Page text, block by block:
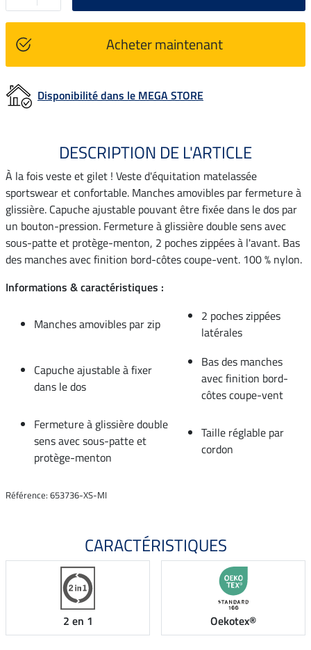
Acheter maintenant
Disponibilité dans le MEGA STORE
DESCRIPTION DE L'ARTICLE
À la fois veste et gilet ! Veste d'équitation matelassée
sportswear et confortable. Manches amovibles par fermeture à
glissière. Capuche ajustable pouvant être fixée dans le dos par
un bouton-pression. Fermeture à glissière double sens avec
sous-patte et protège-menton, 2 poches zippées à l'avant. Bas
des manches avec finition bord-côtes coupe-vent. 100 % nylon.
Informations & caractéristiques :
Manches amovibles par zip
2 poches zippées
latérales
Capuche ajustable à fixer
dans le dos
Bas des manches
avec finition bord-
côtes coupe-vent
Fermeture à glissière double
sens avec sous-patte et
protège-menton
Taille réglable par
cordon
Référence: 653736-XS-MI
CARACTÉRISTIQUES
2 en 1 Oekotex®